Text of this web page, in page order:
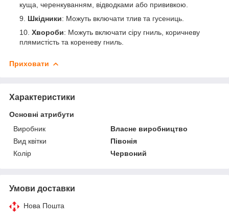
куща, черенкуванням, відводками або прививкою.
Шкідники: Можуть включати тлив та гусениць.
Хвороби: Можуть включати сіру гниль, коричневу
плямистість та кореневу гниль.
Приховати
Характеристики
Основні атрибути
Виробник
Власне виробництво
Вид квітки
Півонія
Колір
Червоний
Умови доставки
Нова Пошта